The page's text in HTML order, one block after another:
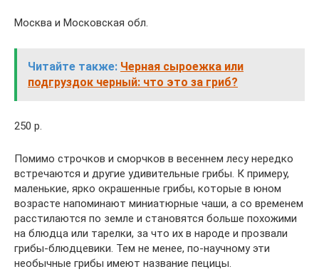
Москва и Московская обл.
Читайте также: Черная сыроежка или
подгруздок черный: что это за гриб?
250 р.
Помимо строчков и сморчков в весеннем лесу нередко
встречаются и другие удивительные грибы. К примеру,
маленькие, ярко окрашенные грибы, которые в юном
возрасте напоминают миниатюрные чаши, а со временем
расстилаются по земле и становятся больше похожими
на блюдца или тарелки, за что их в народе и прозвали
грибы-блюдцевики. Тем не менее, по-научному эти
необычные грибы имеют название пецицы.